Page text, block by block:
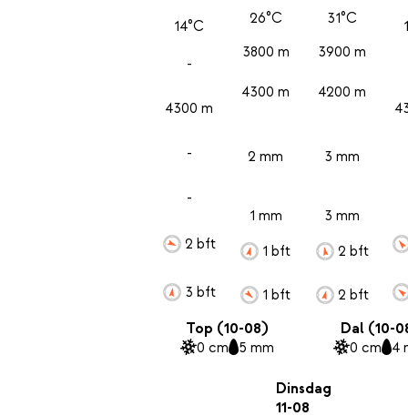
14°C
-
4300 m
-
-
2 bft
3 bft
26°C
3800 m
4300 m
2 mm
1 mm
1 bft
1 bft
31°C
3900 m
4200 m
3 mm
3 mm
2 bft
2 bft
Top (10-08)
0 cm 5 mm
Dal (10-
0 cm 4
Dinsdag
11-08